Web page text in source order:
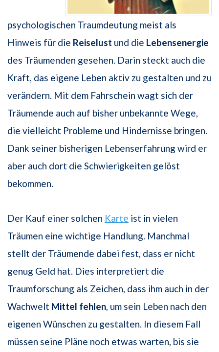
psychologischen Traumdeutung meist als
Hinweis für die Reiselust und die Lebensenergie
des Träumenden gesehen. Darin steckt auch die
Kraft, das eigene Leben aktiv zu gestalten und zu
verändern. Mit dem Fahrschein wagt sich der
Träumende auch auf bisher unbekannte Wege,
die vielleicht Probleme und Hindernisse bringen.
Dank seiner bisherigen Lebenserfahrung wird er
aber auch dort die Schwierigkeiten gelöst
bekommen.
Der Kauf einer solchen Karte ist in vielen
Träumen eine wichtige Handlung. Manchmal
stellt der Träumende dabei fest, dass er nicht
genug Geld hat. Dies interpretiert die
Traumforschung als Zeichen, dass ihm auch in der
Wachwelt Mittel fehlen , um sein Leben nach den
eigenen Wünschen zu gestalten. In diesem Fall
müssen seine Pläne noch etwas warten, bis sie